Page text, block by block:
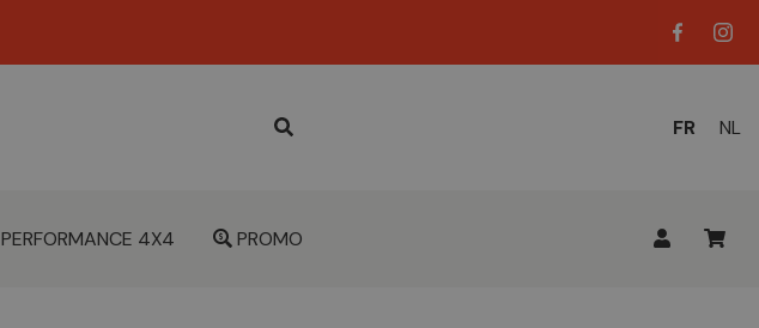
LANGUE
FR NL
PERFORMANCE 4X4 PROMO